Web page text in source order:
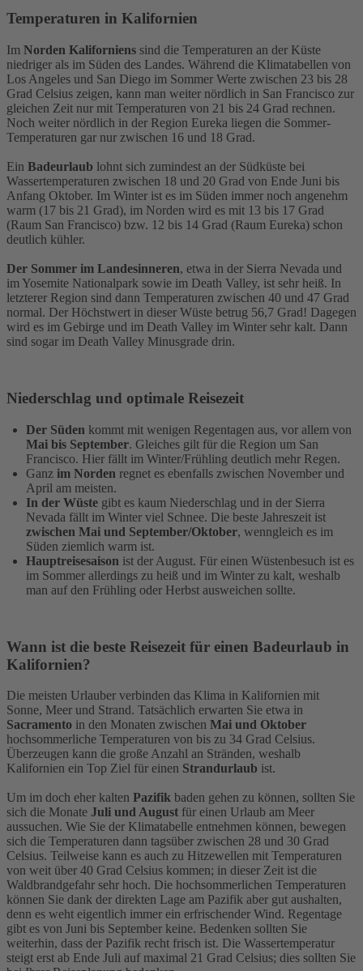
Temperaturen in Kalifornien
Im Norden Kaliforniens sind die Temperaturen an der Küste
niedriger als im Süden des Landes. Während die Klimatabellen von
Los Angeles und San Diego im Sommer Werte zwischen 23 bis 28
Grad Celsius zeigen, kann man weiter nördlich in San Francisco zur
gleichen Zeit nur mit Temperaturen von 21 bis 24 Grad rechnen.
Noch weiter nördlich in der Region Eureka liegen die Sommer-
Temperaturen gar nur zwischen 16 und 18 Grad.
Ein Badeurlaub lohnt sich zumindest an der Südküste bei
Wassertemperaturen zwischen 18 und 20 Grad von Ende Juni bis
Anfang Oktober. Im Winter ist es im Süden immer noch angenehm
warm (17 bis 21 Grad), im Norden wird es mit 13 bis 17 Grad
(Raum San Francisco) bzw. 12 bis 14 Grad (Raum Eureka) schon
deutlich kühler.
Der Sommer im Landesinneren, etwa in der Sierra Nevada und
im Yosemite Nationalpark sowie im Death Valley, ist sehr heiß. In
letzterer Region sind dann Temperaturen zwischen 40 und 47 Grad
normal. Der Höchstwert in dieser Wüste betrug 56,7 Grad! Dagegen
wird es im Gebirge und im Death Valley im Winter sehr kalt. Dann
sind sogar im Death Valley Minusgrade drin.
Niederschlag und optimale Reisezeit
Der Süden kommt mit wenigen Regentagen aus, vor allem von
Mai bis September. Gleiches gilt für die Region um San
Francisco. Hier fällt im Winter/Frühling deutlich mehr Regen.
Ganz im Norden regnet es ebenfalls zwischen November und
April am meisten.
In der Wüste gibt es kaum Niederschlag und in der Sierra
Nevada fällt im Winter viel Schnee. Die beste Jahreszeit ist
zwischen Mai und September/Oktober, wenngleich es im
Süden ziemlich warm ist.
Hauptreisesaison ist der August. Für einen Wüstenbesuch ist es
im Sommer allerdings zu heiß und im Winter zu kalt, weshalb
man auf den Frühling oder Herbst ausweichen sollte.
Wann ist die beste Reisezeit für einen Badeurlaub in
Kalifornien?
Die meisten Urlauber verbinden das Klima in Kalifornien mit
Sonne, Meer und Strand. Tatsächlich erwarten Sie etwa in
Sacramento in den Monaten zwischen Mai und Oktober
hochsommerliche Temperaturen von bis zu 34 Grad Celsius.
Überzeugen kann die große Anzahl an Stränden, weshalb
Kalifornien ein Top Ziel für einen Strandurlaub ist.
Um im doch eher kalten Pazifik baden gehen zu können, sollten Sie
sich die Monate Juli und August für einen Urlaub am Meer
aussuchen. Wie Sie der Klimatabelle entnehmen können, bewegen
sich die Temperaturen dann tagsüber zwischen 28 und 30 Grad
Celsius. Teilweise kann es auch zu Hitzewellen mit Temperaturen
von weit über 40 Grad Celsius kommen; in dieser Zeit ist die
Waldbrandgefahr sehr hoch. Die hochsommerlichen Temperaturen
können Sie dank der direkten Lage am Pazifik aber gut aushalten,
denn es weht eigentlich immer ein erfrischender Wind. Regentage
gibt es von Juni bis September keine. Bedenken sollten Sie
weiterhin, dass der Pazifik recht frisch ist. Die Wassertemperatur
steigt erst ab Ende Juli auf maximal 21 Grad Celsius; dies sollten Sie